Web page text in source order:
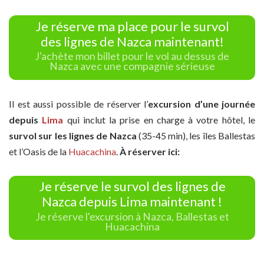
Je réserve ma place pour le survol
des lignes de Nazca maintenant!
J'achète mon billet pour le vol au dessus de
Nazca avec une compagnie sérieuse
Il est aussi possible de réserver l’excursion d’une journée
depuis Lima qui inclut la prise en charge à votre hôtel, le
survol sur les lignes de Nazca (35-45 min), les îles Ballestas
et l’Oasis de la Huacachina.À réserver ici:
Je réserve le survol des lignes de
Nazca depuis Lima maintenant !
Je réserve l'excursion à Nazca, Ballestas et
Huacachina